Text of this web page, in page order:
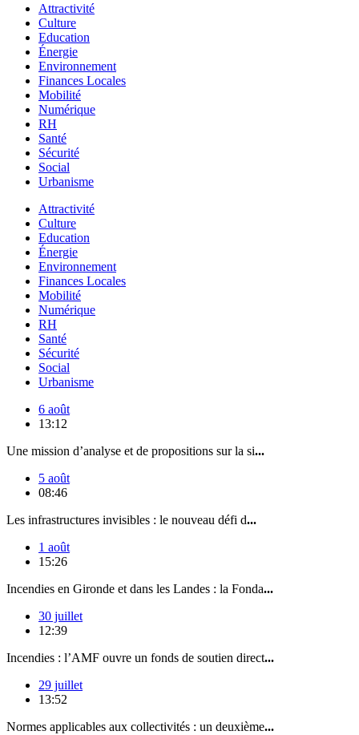
Attractivité
Culture
Education
Énergie
Environnement
Finances Locales
Mobilité
Numérique
RH
Santé
Sécurité
Social
Urbanisme
Attractivité
Culture
Education
Énergie
Environnement
Finances Locales
Mobilité
Numérique
RH
Santé
Sécurité
Social
Urbanisme
6 août
13:12
Une mission d’analyse et de propositions sur la si...
5 août
08:46
Les infrastructures invisibles : le nouveau défi d...
1 août
15:26
Incendies en Gironde et dans les Landes : la Fonda...
30 juillet
12:39
Incendies : l’AMF ouvre un fonds de soutien direct...
29 juillet
13:52
Normes applicables aux collectivités : un deuxième...